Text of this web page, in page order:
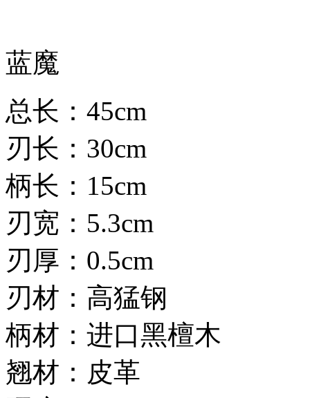
蓝魔
总长：45cm
刃长：30cm
柄长：15cm
刃宽：5.3cm
刃厚：0.5cm
刃材：高猛钢
柄材：进口黑檀木
翘材：皮革